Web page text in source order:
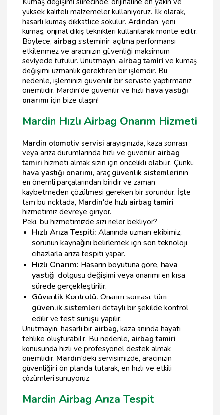
Kumaş değişimi sürecinde, orijinaline en yakın ve
yüksek kaliteli malzemeler kullanıyoruz. İlk olarak,
hasarlı kumaş dikkatlice sökülür. Ardından, yeni
kumaş, orijinal dikiş teknikleri kullanılarak monte edilir.
Böylece, airbag sisteminin açılma performansı
etkilenmez ve aracınızın güvenliği maksimum
seviyede tutulur. Unutmayın, airbag tamiri ve kumaş
değişimi uzmanlık gerektiren bir işlemdir. Bu
nedenle, işleminizi güvenilir bir serviste yaptırmanız
önemlidir. Mardin'de güvenilir ve hızlı hava yastığı
onarımı için bize ulaşın!
Mardin Hızlı Airbag Onarım Hizmeti
Mardin otomotiv servisi arayışınızda, kaza sonrası
veya arıza durumlarında hızlı ve güvenilir airbag
tamiri hizmeti almak sizin için öncelikli olabilir. Çünkü
hava yastığı onarımı, araç güvenlik sistemlerinin
en önemli parçalarından biridir ve zaman
kaybetmeden çözülmesi gereken bir sorundur. İşte
tam bu noktada, Mardin'de hızlı airbag tamiri
hizmetimiz devreye giriyor.
Peki, bu hizmetimizde sizi neler bekliyor?
Hızlı Arıza Tespiti: Alanında uzman ekibimiz,
sorunun kaynağını belirlemek için son teknoloji
cihazlarla arıza tespiti yapar.
Hızlı Onarım: Hasarın boyutuna göre, hava
yastığı dolgusu değişimi veya onarımı en kısa
sürede gerçekleştirilir.
Güvenlik Kontrolü: Onarım sonrası, tüm
güvenlik sistemleri detaylı bir şekilde kontrol
edilir ve test sürüşü yapılır.
Unutmayın, hasarlı bir airbag, kaza anında hayati
tehlike oluşturabilir. Bu nedenle, airbag tamiri
konusunda hızlı ve profesyonel destek almak
önemlidir. Mardin'deki servisimizde, aracınızın
güvenliğini ön planda tutarak, en hızlı ve etkili
çözümleri sunuyoruz.
Mardin Airbag Arıza Tespit